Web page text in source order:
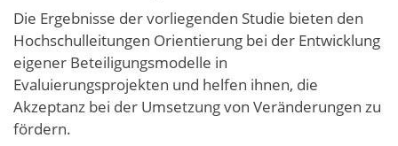
Die Ergebnisse der vorliegenden Studie bieten den
Hochschulleitungen Orientierung bei der Entwicklung
eigener Beteiligungsmodelle in
Evaluierungsprojekten und helfen ihnen, die
Akzeptanz bei der Umsetzung von Veränderungen zu
fördern.